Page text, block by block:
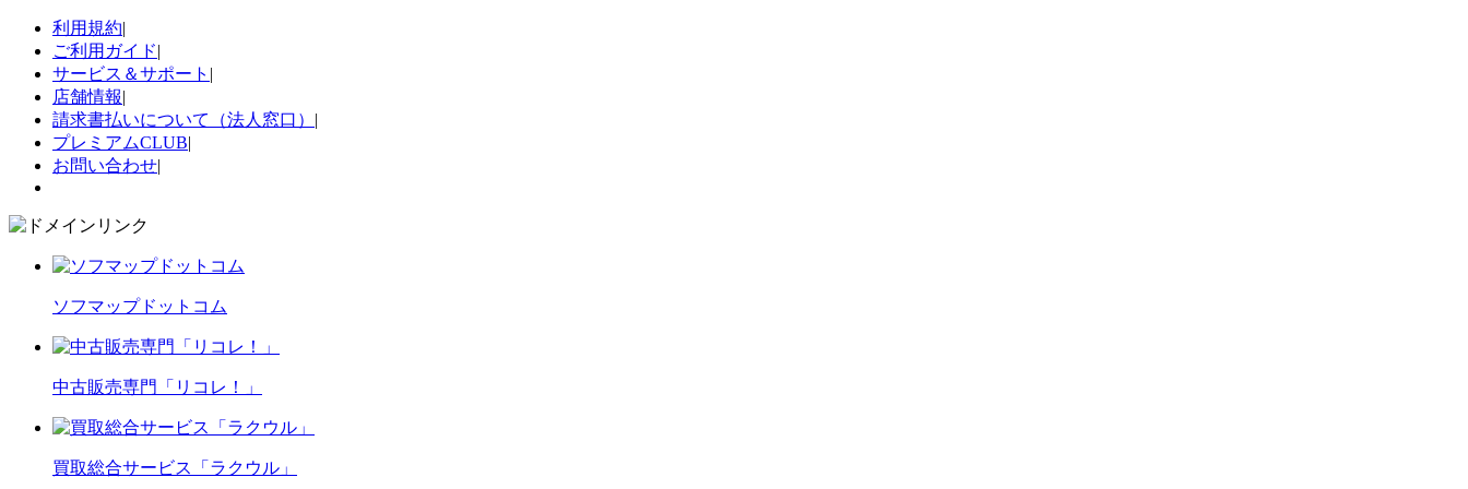
利用規約|
ご利用ガイド|
サービス＆サポート |
店舗情報|
請求書払いについて（法人窓口） |
プレミアムCLUB|
お問い合わせ|
ソフマップドットコム
中古販売専門「リコレ！」
買取総合サービス「ラクウル」